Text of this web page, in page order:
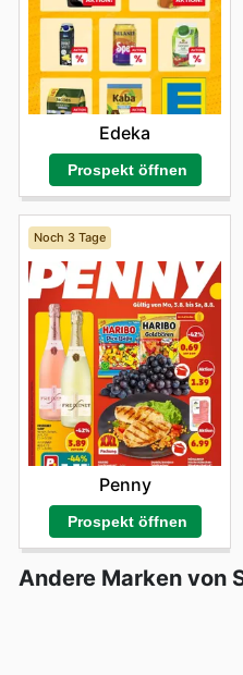
Edeka
Prospekt öffnen
Noch 3 Tage
Penny
Prospekt öffnen
Andere Marken von